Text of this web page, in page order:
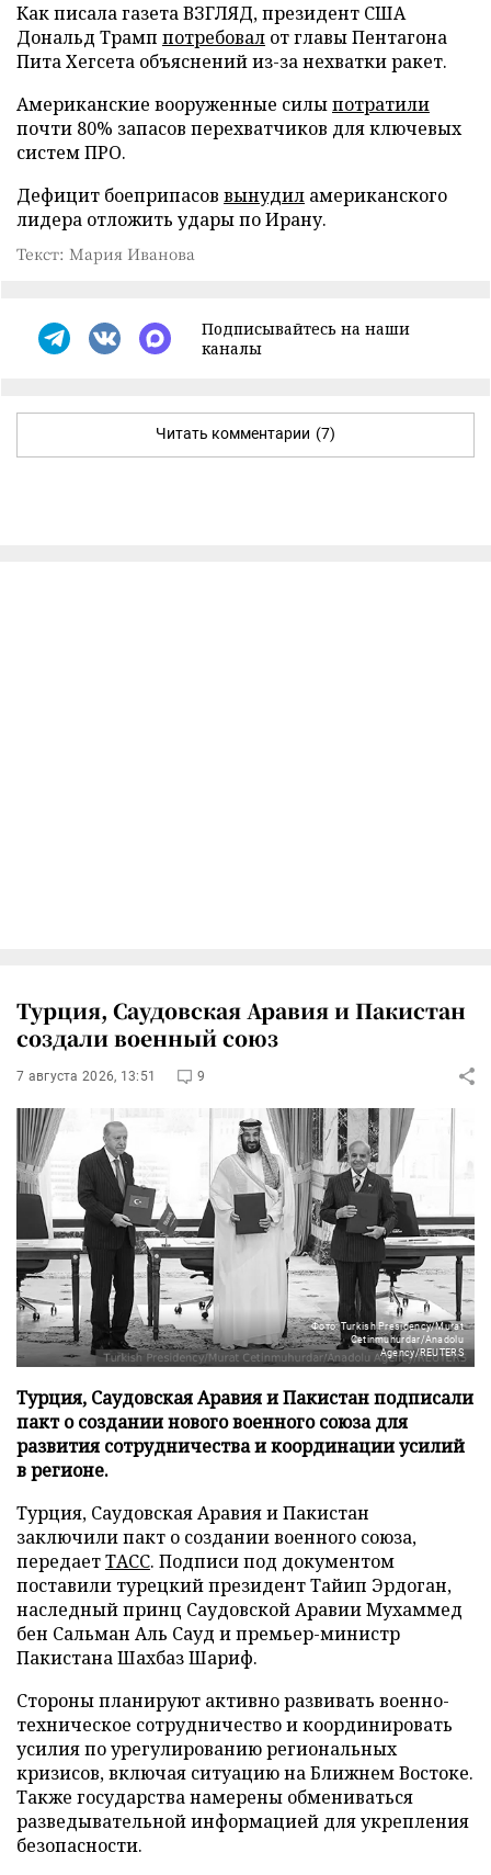
Как писала газета ВЗГЛЯД, президент США
Дональд Трамп потребовал от главы Пентагона
Пита Хегсета объяснений из-за нехватки ракет.
Американские вооруженные силыпотратили
почти 80% запасов перехватчиков для ключевых
систем ПРО.
Дефицит боеприпасов вынудил американского
лидера отложить удары по Ирану.
Текст: Мария Иванова
Подписывайтесь на наши
каналы
Читать комментарии (7)
Турция, Саудовская Аравия и Пакистан
создали военный союз
7 августа 2026, 13:51 9
Фото: Turkish Presidency/Murat
Cetinmuhurdar/Anadolu
Agency/REUTERS
Турция, Саудовская Аравия и Пакистан подписали
пакт о создании нового военного союза для
развития сотрудничества и координации усилий
в регионе.
Турция, Саудовская Аравия и Пакистан
заключили пакт о создании военного союза,
передаетТАСС. Подписи под документом
поставили турецкий президент Тайип Эрдоган,
наследный принц Саудовской Аравии Мухаммед
бен Сальман Аль Сауд и премьер-министр
Пакистана Шахбаз Шариф.
Стороны планируют активно развивать военно-
техническое сотрудничество и координировать
усилия по урегулированию региональных
кризисов, включая ситуацию на Ближнем Востоке.
Также государства намерены обмениваться
разведывательной информацией для укрепления
безопасности.